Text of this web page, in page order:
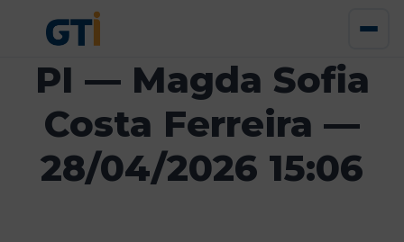
PI — Magda Sofia
Costa Ferreira —
28/04/2026 15:06